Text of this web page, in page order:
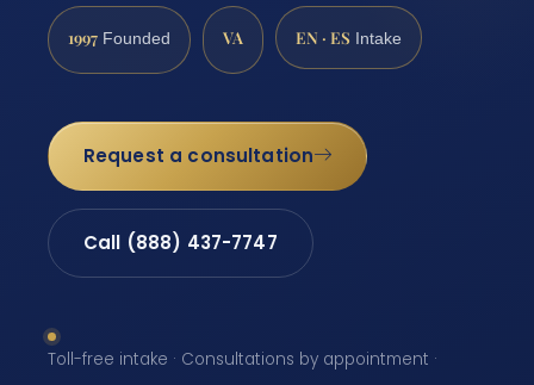
1997 Founded VA EN · ES Intake
Request a consultation
Call (888) 437-7747
Toll-free intake · Consultations by appointment ·